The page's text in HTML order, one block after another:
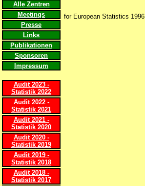
Alle Zentren
Meetings
Presse
Links
Publikationen
Sponsoren
Impressum
Audit 2023 -
Statistik 2022
Audit 2022 -
Statistik 2021
Audit 2021 -
Statistik 2020
Audit 2020 -
Statistik 2019
Audit 2019 -
Statistik 2018
Audit 2018 -
Statistik 2017
for European Statistics 1996